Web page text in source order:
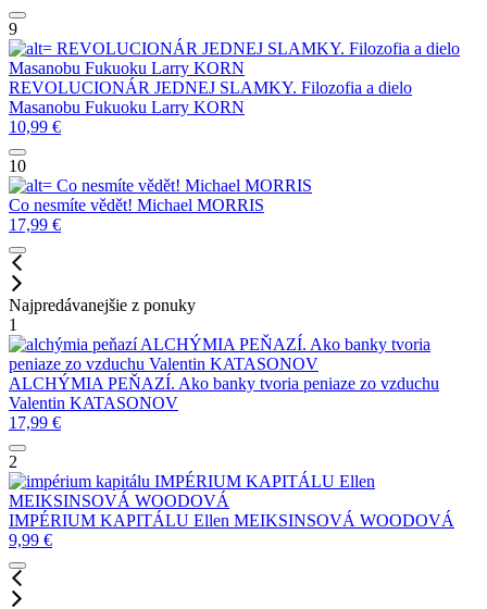
9
REVOLUCIONÁR JEDNEJ SLAMKY. Filozofia a dielo
Masanobu Fukuoku Larry KORN
REVOLUCIONÁR JEDNEJ SLAMKY. Filozofia a dielo
Masanobu Fukuoku Larry KORN
10,99 €
10
Co nesmíte vědět! Michael MORRIS
Co nesmíte vědět! Michael MORRIS
17,99 €
Najpredávanejšie z ponuky
1
ALCHÝMIA PEŇAZÍ. Ako banky tvoria
peniaze zo vzduchu Valentin KATASONOV
ALCHÝMIA PEŇAZÍ. Ako banky tvoria peniaze zo vzduchu
Valentin KATASONOV
17,99 €
2
IMPÉRIUM KAPITÁLU Ellen
MEIKSINSOVÁ WOODOVÁ
IMPÉRIUM KAPITÁLU Ellen MEIKSINSOVÁ WOODOVÁ
9,99 €